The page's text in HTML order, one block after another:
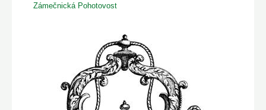
Zámečnická Pohotovost